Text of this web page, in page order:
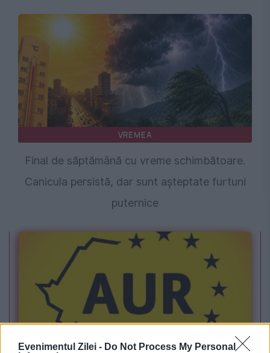
Evenimentul Zilei - Do Not Process My Personal
VREMEA
Final de săptămână cu vreme schimbătoare.
Canicula persistă, dar sunt așteptate furtuni
puternice